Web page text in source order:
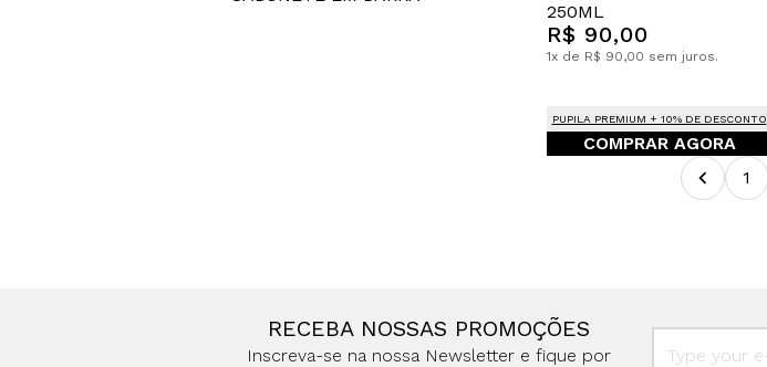
250ML
R$ 90,00
1x de R$ 90,00 sem juros.
PUPILA PREMIUM + 10% DE DESCONTO
COMPRAR AGORA
1
RECEBA NOSSAS PROMOÇÕES
Inscreva-se na nossa Newsletter e fique por